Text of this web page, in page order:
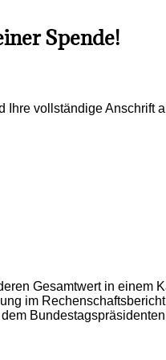
Spende!
vollständige
Gesamtwert in
im